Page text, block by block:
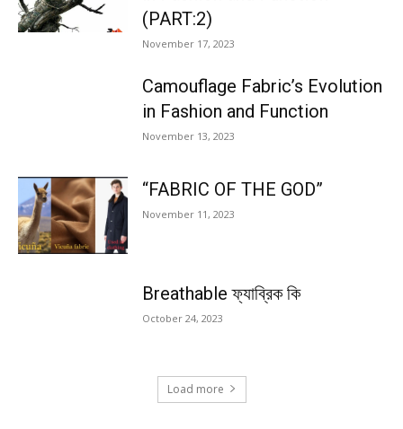
(PART:2)
November 17, 2023
Camouflage Fabric’s Evolution
in Fashion and Function
November 13, 2023
“FABRIC OF THE GOD”
November 11, 2023
Breathable ফ্যাব্রিক কি
October 24, 2023
Load more